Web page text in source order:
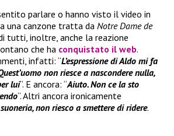
parlare o hanno visto il video in
una canzone tratta da Notre Dame de
tutti, inoltre, anche la reazione
che ha conquistato il web.
infatti: “L’espressione di Aldo mi fa
non riesce a nascondere nulla,
lui“. E ancora: “Aiuto. Non ce la sto
“. Altri ancora ironicamente
non riesco a smettere di ridere.